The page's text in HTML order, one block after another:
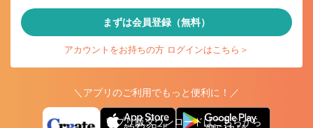
まずは会員登録（無料）
アカウントをお持ちの方 ログインはこちら＞
＼アプリのご利用でもっと便利に！／
アプリ版ダウンロードはこちらから